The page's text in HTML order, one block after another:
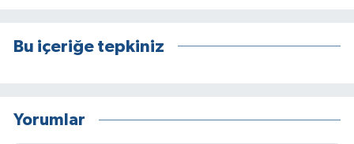
Bu içeriğe tepkiniz
Yorumlar